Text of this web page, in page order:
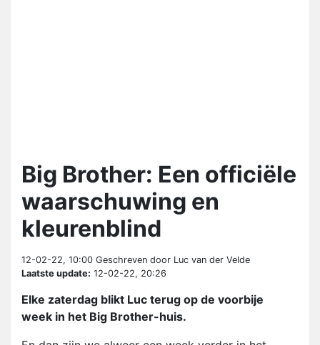
Big Brother: Een officiële
waarschuwing en
kleurenblind
12-02-22, 10:00 Geschreven door Luc van der Velde
Laatste update: 12-02-22, 20:26
Elke zaterdag blikt Luc terug op de voorbije
week in het Big Brother-huis.